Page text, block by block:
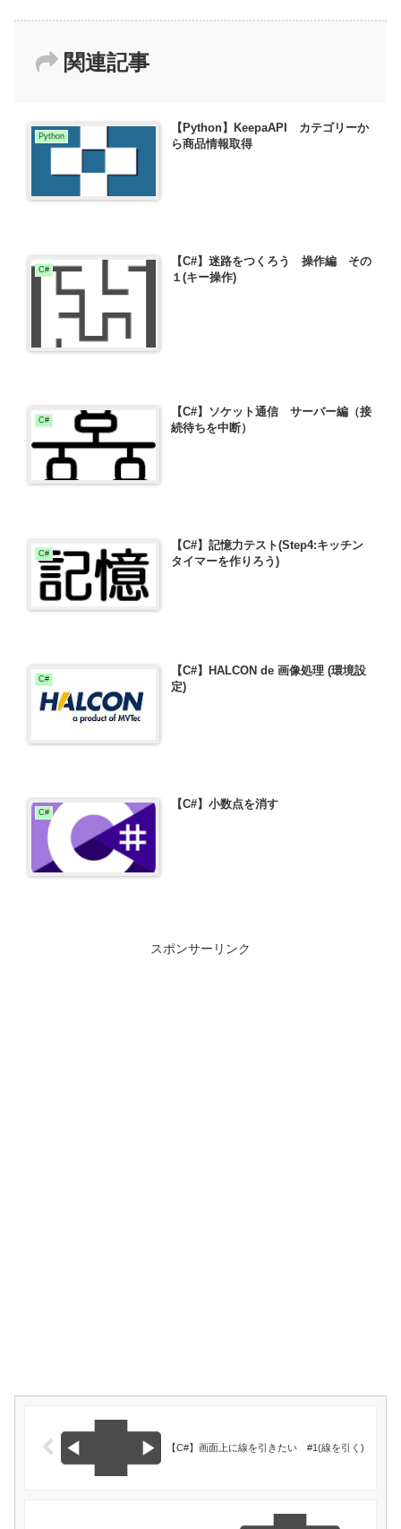
関連記事
Python
【Python】KeepaAPI カテゴリーか
ら商品情報取得
C#
【C#】迷路をつくろう 操作編 その
１(キー操作)
C#
【C#】ソケット通信 サーバー編（接
続待ちを中断）
C#
【C#】記憶力テスト(Step4:キッチン
タイマーを作りろう)
C#
【C#】HALCON de 画像処理 (環境設
定)
C#
【C#】小数点を消す
スポンサーリンク
【C#】画面上に線を引きたい #1(線を引く)